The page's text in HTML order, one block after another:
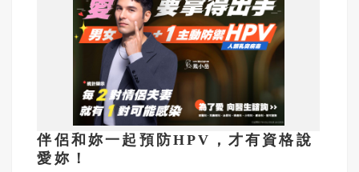
伴侶和妳一起預防HPV，才有資格說
愛妳！